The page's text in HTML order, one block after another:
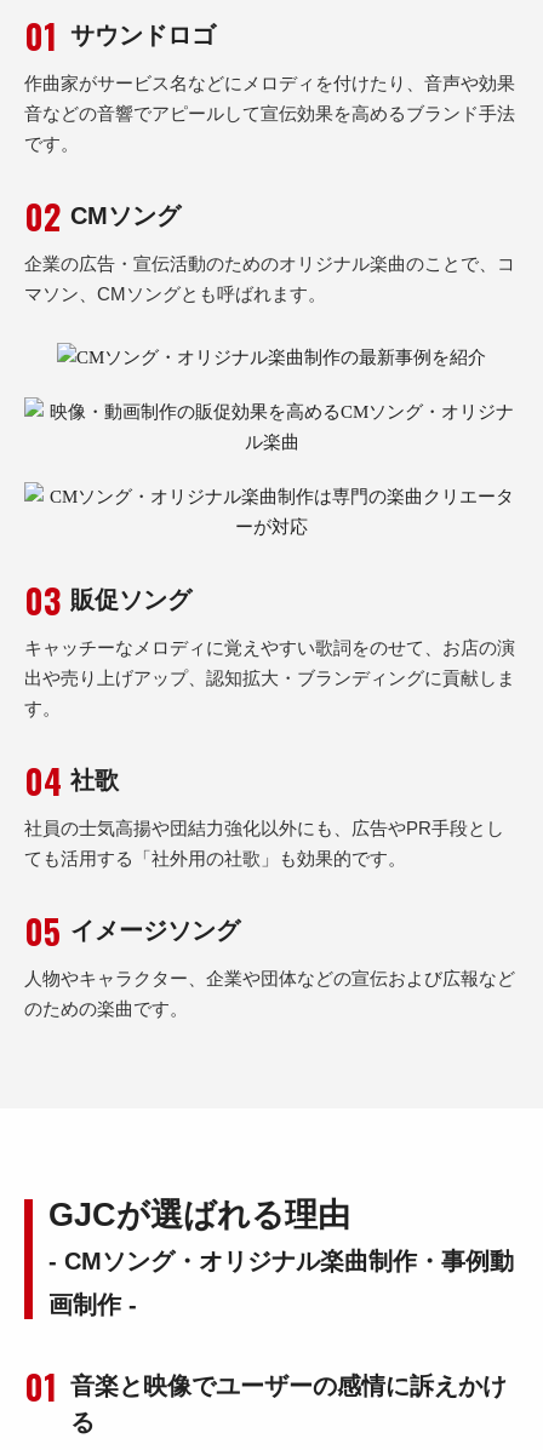
サウンドロゴ
作曲家がサービス名などにメロディを付けたり、音声や効果
音などの音響でアピールして宣伝効果を高めるブランド手法
です。
CMソング
企業の広告・宣伝活動のためのオリジナル楽曲のことで、コ
マソン、CMソングとも呼ばれます。
販促ソング
キャッチーなメロディに覚えやすい歌詞をのせて、お店の演
出や売り上げアップ、認知拡大・ブランディングに貢献しま
す。
社歌
社員の士気高揚や団結力強化以外にも、広告やPR手段とし
ても活用する「社外用の社歌」も効果的です。
イメージソング
人物やキャラクター、企業や団体などの宣伝および広報など
のための楽曲です。
GJCが選ばれる理由
- CMソング・オリジナル楽曲制作・事例動
画制作 -
音楽と映像でユーザーの感情に訴えかけ
る